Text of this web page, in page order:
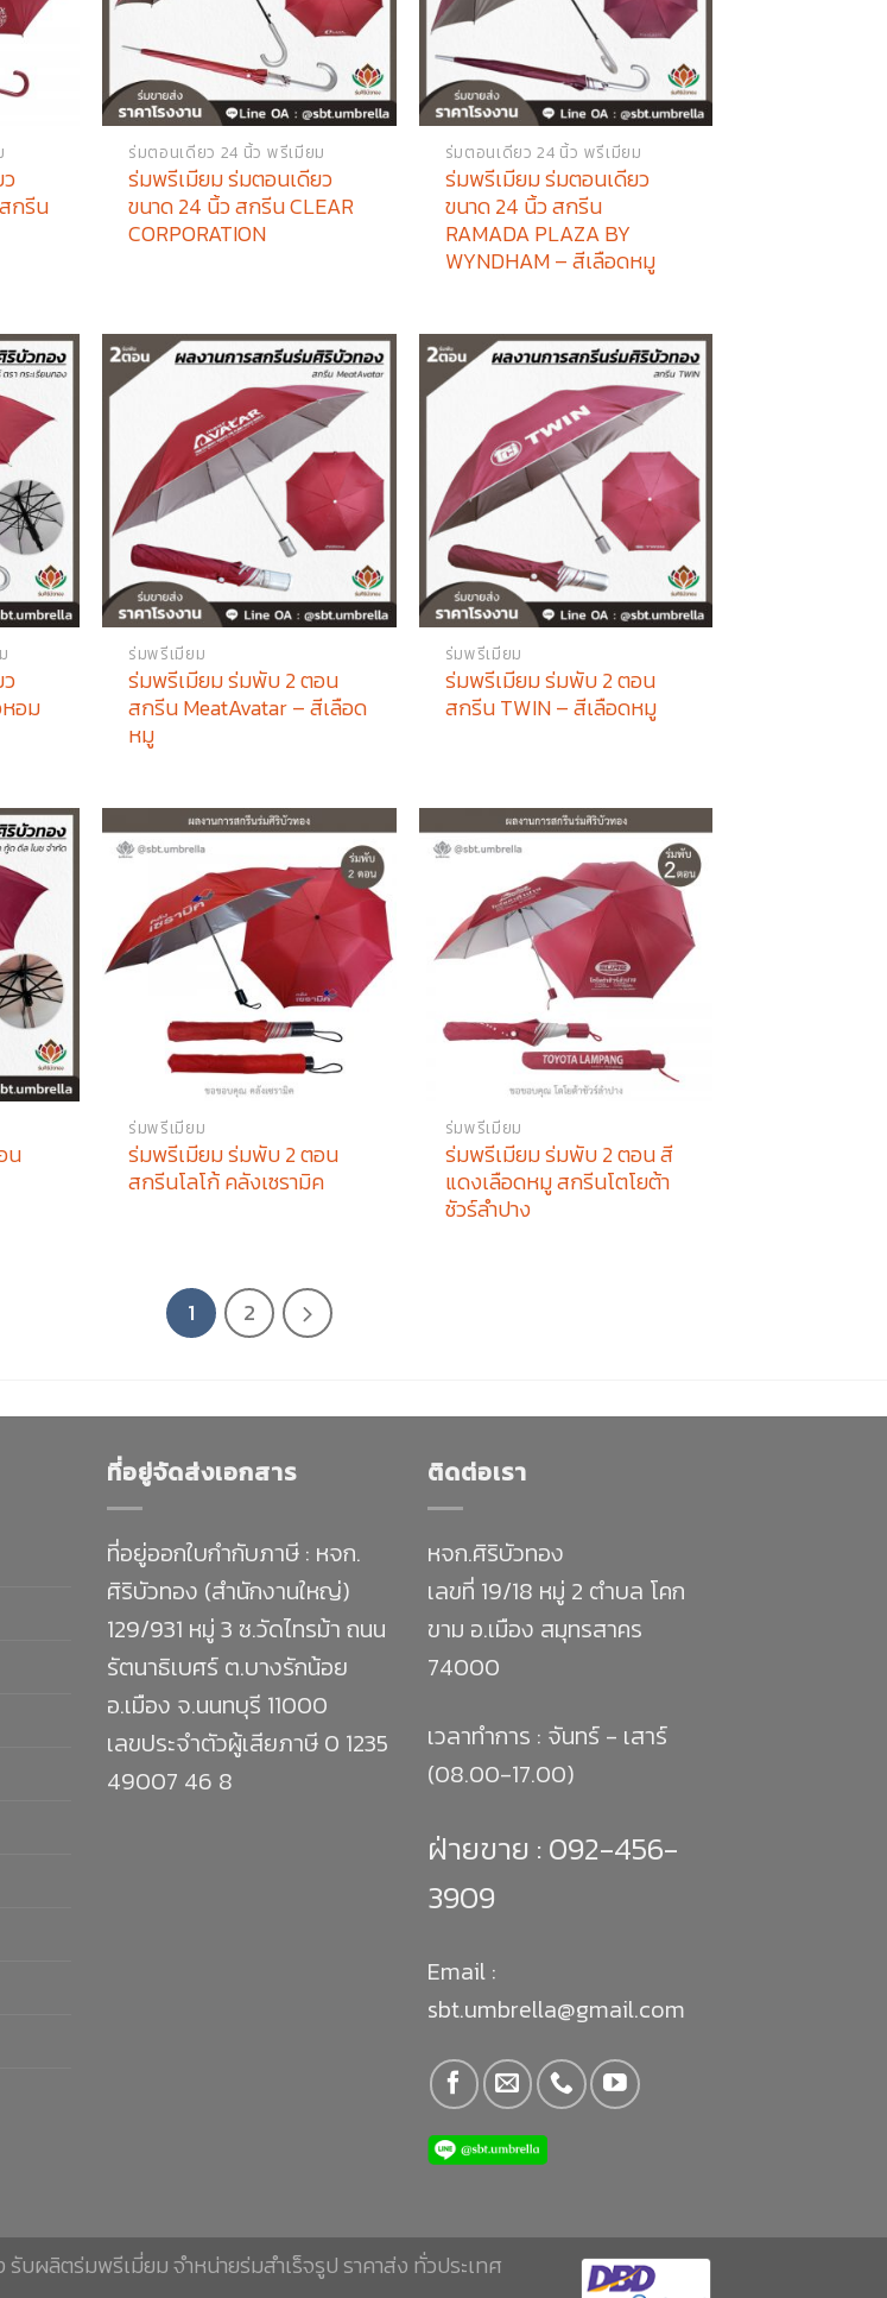
กรีน
ร่มตอนเดียว 24 นิ้ว พรีเมียม
ร่มพรีเมียม ร่มตอนเดียว
ขนาด 24 นิ้ว สกรีน CLEAR
CORPORATION
ร่มตอนเดียว 24 นิ้ว พรีเมียม
ร่มพรีเมียม ร่มตอนเดียว
ขนาด 24 นิ้ว สกรีน
RAMADA PLAZA BY
WYNDHAM – สีเลือดหมู
อม
ร่มพรีเมียม
ร่มพรีเมียม ร่มพับ 2 ตอน
สกรีน MeatAvatar – สีเลือด
หมู
ร่มพรีเมียม
ร่มพรีเมียม ร่มพับ 2 ตอน
สกรีน TWIN – สีเลือดหมู
น
ร่มพรีเมียม
ร่มพรีเมียม ร่มพับ 2 ตอน
สกรีนโลโก้ คลังเซรามิค
ร่มพรีเมียม
ร่มพรีเมียม ร่มพับ 2 ตอน สี
แดงเลือดหมู สกรีนโตโยต้า
ชัวร์ลำปาง
1 2
ที่อยู่จัดส่งเอกสาร
ที่อยู่ออกใบกำกับภาษี : หจก.
ศิริบัวทอง (สำนักงานใหญ่)
129/931 หมู่ 3 ซ.วัดไทรม้า ถนน
รัตนาธิเบศร์ ต.บางรักน้อย
อ.เมือง จ.นนทบุรี 11000
เลขประจำตัวผู้เสียภาษี 0 1235
49007 46 8
ติดต่อเรา
หจก.ศิริบัวทอง
เลขที่ 19/18 หมู่ 2 ตำบล โคก
ขาม อ.เมือง สมุทรสาคร
74000
เวลาทำการ : จันทร์ - เสาร์
(08.00-17.00)
ฝ่ายขาย : 092-456-
3909
Email :
sbt.umbrella@gmail.com
ผลิตร่มพรีเมี่ยม จำหน่ายร่มสำเร็จรูป ราคาส่ง ทั่วประเทศ